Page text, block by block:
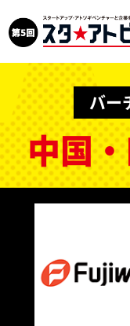
バー
中国